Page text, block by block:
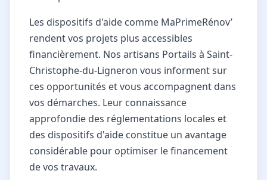
Les dispositifs d'aide comme MaPrimeRénov’
rendent vos projets plus accessibles
financièrement. Nos artisans Portails à Saint-
Christophe-du-Ligneron vous informent sur
ces opportunités et vous accompagnent dans
vos démarches. Leur connaissance
approfondie des réglementations locales et
des dispositifs d'aide constitue un avantage
considérable pour optimiser le financement
de vos travaux.